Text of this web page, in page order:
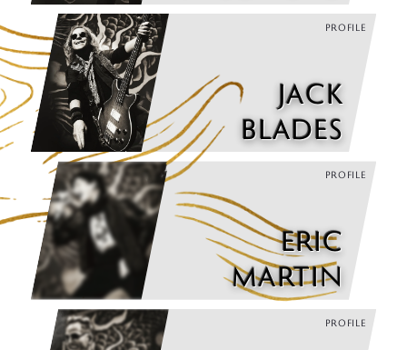
PROFILE
JACK
BLADES
PROFILE
ERIC
MARTIN
PROFILE